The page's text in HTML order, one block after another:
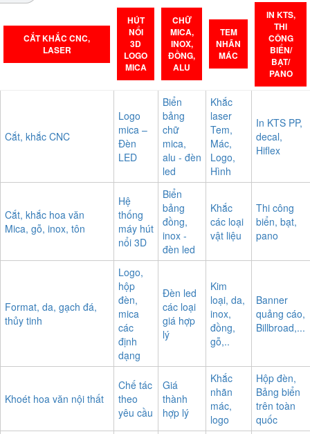
CẮT KHẮC CNC,
LASER
HÚT
NỔI
3D
LOGO
MICA
CHỮ
MICA,
INOX,
ĐỒNG,
ALU
TEM
NHÃN
MÁC
IN KTS,
THI
CÔNG
BIỂN/
BẠT/
PANO
Cắt, khắc CNC
Logo
mica –
Đèn
LED
Biển
bảng
chữ
mica,
alu - đèn
led
Khắc
laser
Tem,
Mác,
Logo,
Hình
In KTS PP,
decal,
Hiflex
Cắt, khắc hoa văn
Mica, gỗ, inox, tôn
Hệ
thống
máy hút
nổi 3D
Biển
bảng
đồng,
inox -
đèn led
Khắc
các loại
vật liệu
Thi công
biển, bạt,
pano
Format, da, gạch đá,
thủy tinh
Logo,
hộp
đèn,
mica
các
định
dạng
Đèn led
các loại
giá hợp
lý
Kim
loại, da,
inox,
đồng,
gỗ,..
Banner
quảng cáo,
Billbroad,...
Khoét hoa văn nội thất
Chế tác
theo
yêu cầu
Giá
thành
hợp lý
Khắc
nhãn
mác,
logo
Hộp đèn,
Bảng biển
trên toàn
quốc